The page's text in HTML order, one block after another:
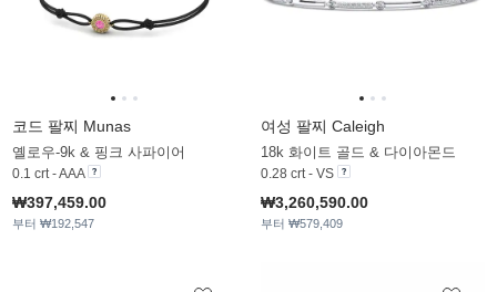
코드 팔찌 Munas
옐로우-9k & 핑크 사파이어
0.1 crt - AAA
₩397,459.00
부터 ₩192,547
여성 팔찌 Caleigh
18k 화이트 골드 & 다이아몬드
0.28 crt - VS
₩3,260,590.00
부터 ₩579,409